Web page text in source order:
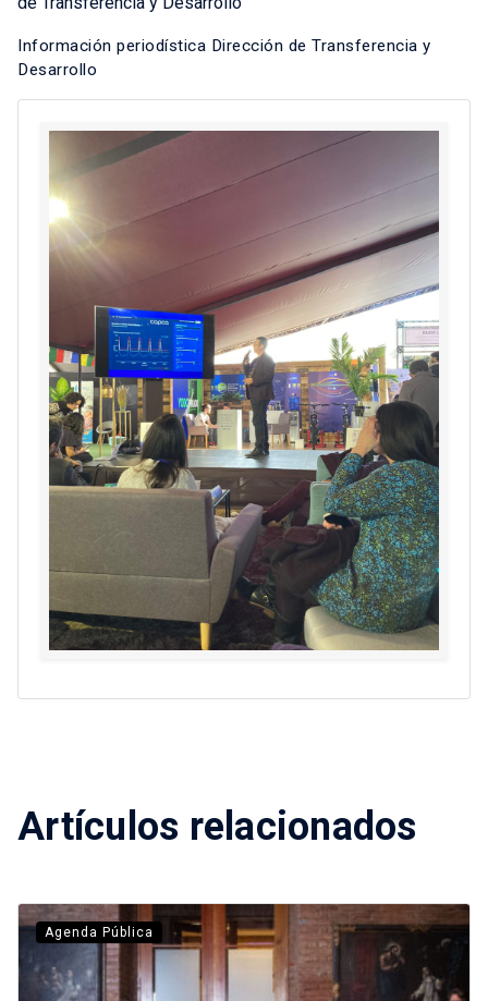
Información periodística Dirección de Transferencia y
Desarrollo
Artículos relacionados
Agenda Pública